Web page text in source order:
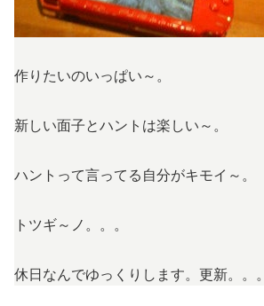
作りたいのいっぱい～。
新しい面子とハントは楽しい～。
ハントって言ってる自分がキモイ～。
トツギ～ノ。。。
休日なんでゆっくりします。更新。。。